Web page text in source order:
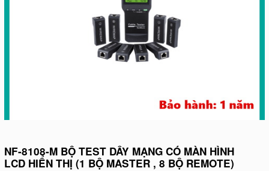
NF-8108-M BỘ TEST DÂY MẠNG CÓ MÀN HÌNH
LCD HIỂN THỊ (1 BỘ MASTER , 8 BỘ REMOTE)